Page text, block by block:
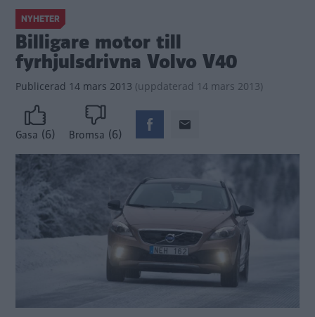
NYHETER
Billigare motor till
fyrhjulsdrivna Volvo V40
Publicerad 14 mars 2013 (uppdaterad 14 mars 2013)
Gasa (6) Bromsa (6)